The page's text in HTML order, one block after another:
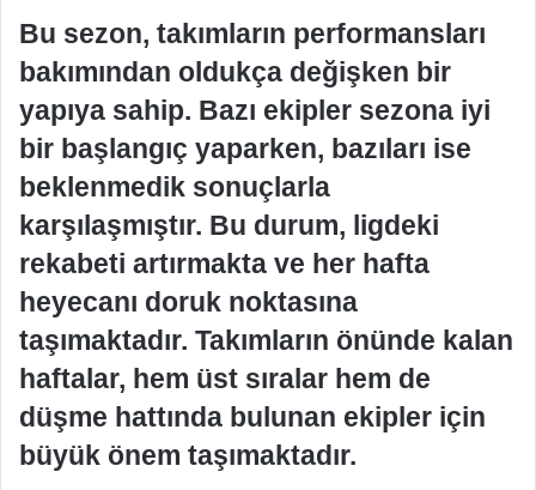
Bu sezon, takımların performansları
bakımından oldukça değişken bir
yapıya sahip. Bazı ekipler sezona iyi
bir başlangıç yaparken, bazıları ise
beklenmedik sonuçlarla
karşılaşmıştır. Bu durum, ligdeki
rekabeti artırmakta ve her hafta
heyecanı doruk noktasına
taşımaktadır. Takımların önünde kalan
haftalar, hem üst sıralar hem de
düşme hattında bulunan ekipler için
büyük önem taşımaktadır.